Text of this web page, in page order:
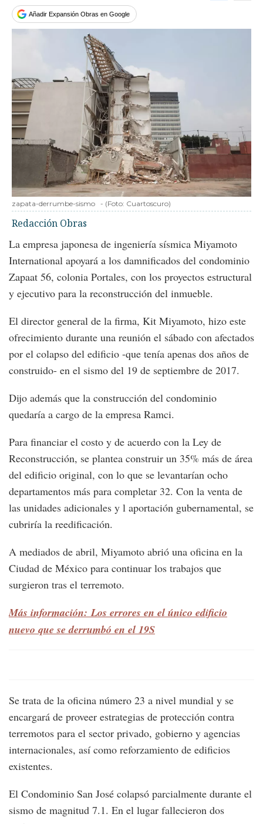
Añadir Expansión Obras en Google
zapata-derrumbe-sismo - (Foto: Cuartoscuro)
Redacción Obras
La empresa japonesa de ingeniería sísmica Miyamoto
International apoyará a los damnificados del condominio
Zapaat 56, colonia Portales, con los proyectos estructural
y ejecutivo para la reconstrucción del inmueble.
El director general de la firma, Kit Miyamoto, hizo este
ofrecimiento durante una reunión el sábado con afectados
por el colapso del edificio -que tenía apenas dos años de
construido- en el sismo del 19 de septiembre de 2017.
Dijo además que la construcción del condominio
quedaría a cargo de la empresa Ramci.
Para financiar el costo y de acuerdo con la Ley de
Reconstrucción, se plantea construir un 35% más de área
del edificio original, con lo que se levantarían ocho
departamentos más para completar 32. Con la venta de
las unidades adicionales y l aportación gubernamental, se
cubriría la reedificación.
A mediados de abril, Miyamoto abrió una oficina en la
Ciudad de México para continuar los trabajos que
surgieron tras el terremoto.
Más información: Los errores en el único edificio
nuevo que se derrumbó en el 19S
Se trata de la oficina número 23 a nivel mundial y se
encargará de proveer estrategias de protección contra
terremotos para el sector privado, gobierno y agencias
internacionales, así como reforzamiento de edificios
existentes.
El Condominio San José colapsó parcialmente durante el
sismo de magnitud 7.1. En el lugar fallecieron dos